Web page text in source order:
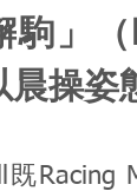
駒」
晨操姿
既Racing